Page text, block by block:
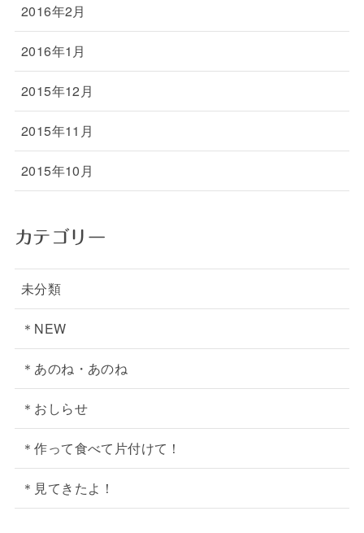
2016年2月
2016年1月
2015年12月
2015年11月
2015年10月
カテゴリー
未分類
＊NEW
＊あのね・あのね
＊おしらせ
＊作って食べて片付けて！
＊見てきたよ！